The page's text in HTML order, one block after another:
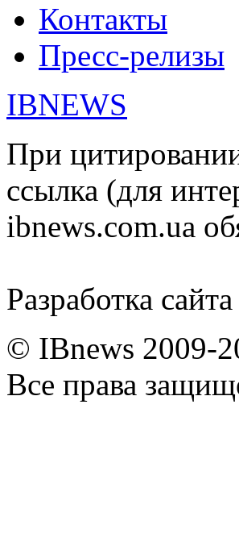
Контакты
Пресс-релизы
IBNEWS
При
ссылка (для
ibnews.com.ua
Разработка
© IBnews 2009-
Все права